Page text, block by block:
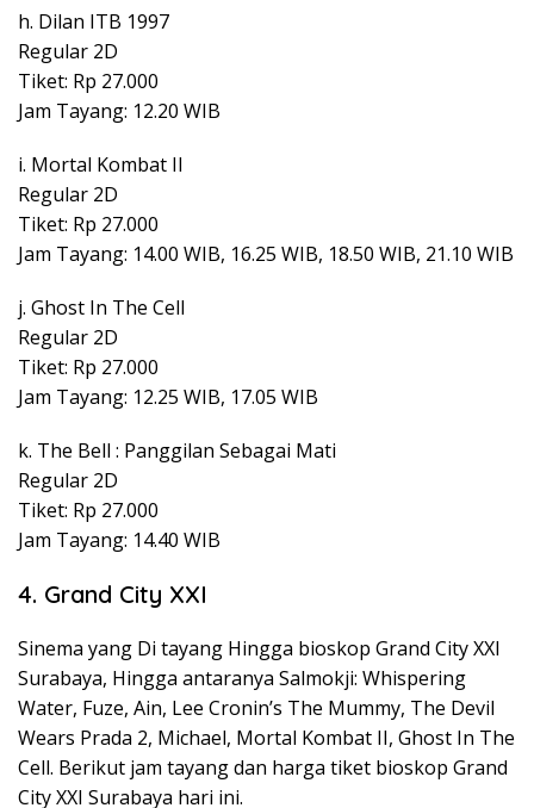
h. Dilan ITB 1997
Regular 2D
Tiket: Rp 27.000
Jam Tayang: 12.20 WIB
i. Mortal Kombat II
Regular 2D
Tiket: Rp 27.000
Jam Tayang: 14.00 WIB, 16.25 WIB, 18.50 WIB, 21.10 WIB
j. Ghost In The Cell
Regular 2D
Tiket: Rp 27.000
Jam Tayang: 12.25 WIB, 17.05 WIB
k. The Bell : Panggilan Sebagai Mati
Regular 2D
Tiket: Rp 27.000
Jam Tayang: 14.40 WIB
4. Grand City XXI
Sinema yang Di tayang Hingga bioskop Grand City XXI
Surabaya, Hingga antaranya Salmokji: Whispering
Water, Fuze, Ain, Lee Cronin’s The Mummy, The Devil
Wears Prada 2, Michael, Mortal Kombat II, Ghost In The
Cell. Berikut jam tayang dan harga tiket bioskop Grand
City XXI Surabaya hari ini.